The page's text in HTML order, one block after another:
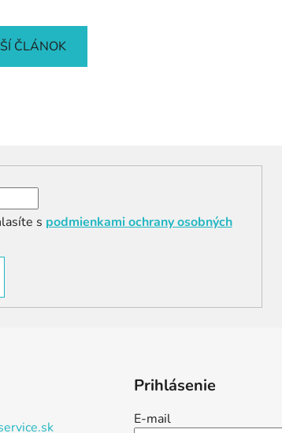
ČLÁNOK
s podmienkami ochrany osobných
Prihlásenie
E-mail